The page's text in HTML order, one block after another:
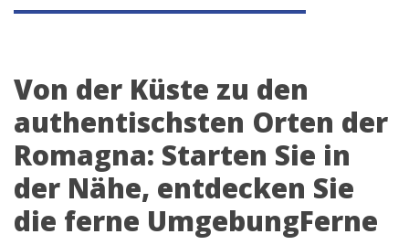
Von der Küste zu den
authentischsten Orten der
Romagna: Starten Sie in
der Nähe, entdecken Sie
die ferne UmgebungFerne